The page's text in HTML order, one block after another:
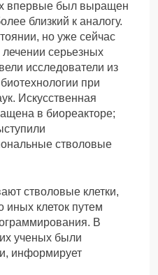
впервые был выращен
близкий к аналогу.
но уже сейчас
серьезных
исследователи из
при
Искусственная
в биореакторе;
стволовые
стволовые клетки,
иных клеток путем
В
ученых были
информирует